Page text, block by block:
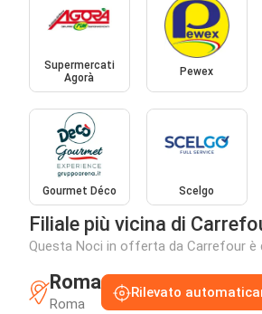
Supermercati
Agorà
Pewex
Gourmet Déco Scelgo
Filiale più vicina di
Questa Noci in offerta da Carrefour è
Roma
Roma
Rilevato